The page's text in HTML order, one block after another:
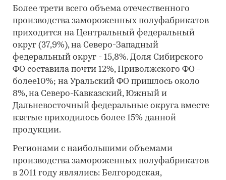
Более трети всего объема отечественного
производства замороженных полуфабрикатов
приходится на Центральный федеральный
округ (37,9%), на Северо-Западный
федеральный округ - 15,8%. Доля Сибирского
ФО составила почти 12%, Приволжского ФО -
более10%; на Уральский ФО пришлось около
8%, на Северо-Кавказский, Южный и
Дальневосточный федеральные округа вместе
взятые приходилось более 15% данной
продукции.
Регионами с наибольшими объемами
производства замороженных полуфабрикатов
в 2011 году являлись: Белгородская,